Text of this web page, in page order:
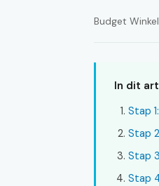
Budget
In dit
Stap
Stap
Stap
Stap